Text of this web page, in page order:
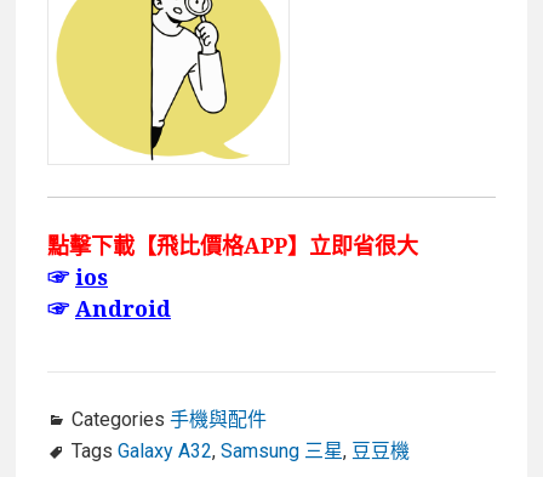
點擊下載【飛比價格APP】立即省很大
☞ios
☞Android
Categories 手機與配件
Tags Galaxy A32, Samsung 三星, 豆豆機